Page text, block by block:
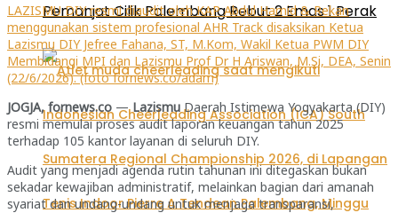
Pemanjat Cilik Palembang Rebut 2 Emas 1 Perak
LAZISMU DIY resmi diaudit oleh KAP Abdul Hamid & Rekan
menggunakan sistem profesional AHR Track disaksikan Ketua
Lazismu DIY Jefree Fahana, ST, M.Kom, Wakil Ketua PWM DIY
Membidangi MPI dan Lazismu Prof Dr H Ariswan, M.Si, DEA, Senin
(22/6/2026). (foto fornews.co/adam)
JOGJA, fornews.co —Lazismu Daerah Istimewa Yogyakarta (DIY)
resmi memulai proses audit laporan keuangan tahun 2025
terhadap 105 kantor layanan di seluruh DIY.
Audit yang menjadi agenda rutin tahunan ini ditegaskan bukan
sekadar kewajiban administratif, melainkan bagian dari amanah
syariat dan undang-undang untuk menjaga transparansi,